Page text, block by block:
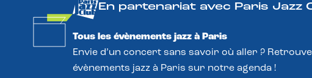
En partenariat avec Paris Jazz
Tous les évènements jazz à Paris
Envie d’un concert sans savoir où aller ?
évènements jazz à Paris sur notre agenda !